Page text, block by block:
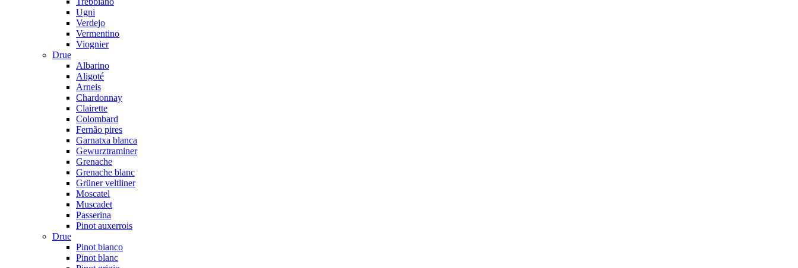
Ugni
Verdejo
Vermentino
Viognier
Drue
Albarino
Aligoté
Arneis
Chardonnay
Clairette
Colombard
Fernão pires
Garnatxa blanca
Gewurztraminer
Grenache
Grenache blanc
Grüner veltliner
Moscatel
Muscadet
Passerina
Pinot auxerrois
Drue
Pinot bianco
Pinot blanc